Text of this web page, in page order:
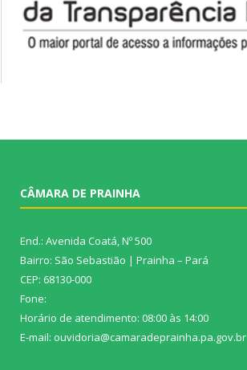
CÂMARA DE PRAINHA
End.: Avenida Coatá, Nº 500
Bairro: São Sebastião | Prainha – Pará
CEP: 68130-000
Fone:
Horário de atendimento: 08:00 às 14:00
E-mail: ouvidoria@camaradeprainha.pa.gov.br